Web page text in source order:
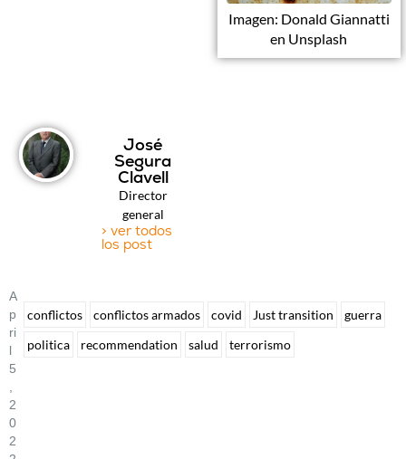
Imagen: Donald Giannatti
en Unsplash
José
Segura
Clavell
Director
general
> ver todos
los post
A
P
Ri
L
5
2
0
2
conflictos conflictos armados covid Just transition
guerra
politica
recommendation salud terrorismo